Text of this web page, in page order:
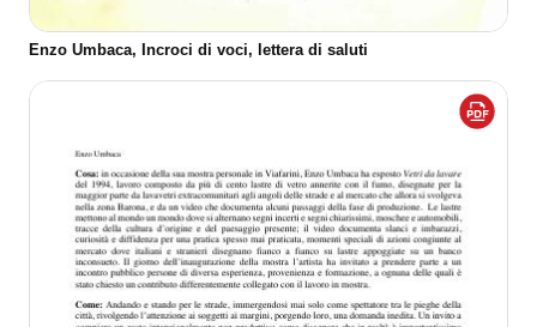
Enzo Umbaca, Incroci di voci, lettera di saluti